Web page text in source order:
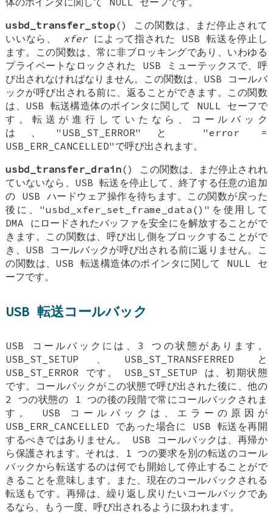
usbd_transfer_stop() この関数は、まだ停止されて
いいなら、 xferによって指された USB 転送を停止し
ます。この関数は、常に非ブロッキングであり、いわゆる
プライベートなロックされた USB ミューテックスで、呼
び出されなければなりません。この関数は、USB コールバ
ックが呼び出される前に、返ることができます。この関数
は、USB 転送構造体のポインタに関して NULL セーフで
す。転送が進行していたなら、コールバック
は、"USB_ST_ERROR"と "error =
USB_ERR_CANCELLED"で呼び出されます。
usbd_transfer_drain() この関数は、まだ停止されれ
ていないなら、USB 転送を停止して、終了する任意の追加
の USB ハードウェア操作を待ちます。この関数が戻った
後に、"usbd_xfer_set_frame_data()"を使用して
DMA にロードされたバッファを安全にを解放することがで
きます。この関数は、呼び出し側をブロックすることがで
き、USB コールバックが呼び出される前に返りません。こ
の関数は、USB 転送構造体のポインタに関して NULL セ
ーフです。
USB 転送コールバック
USB コールバックには、3 つの状態があります。
USB_ST_SETUP、USB_ST_TRANSFERRED と
USB_ST_ERROR です。 USB_ST_SETUP は、初期状態
です。コールバックがこの状態で呼び出された後に、他の
2 つの状態の 1 つの後の段階で常にコールバックされま
す。 USB コールバックは、エラーの原因が
USB_ERR_CANCELLED であった場合に USB 転送を再開
するべきではありません。 USB コールバックは、再帰か
ら保護されます。それは、1 つの要求を別の転送のコール
バックから転送するのは何でも開始して停止することがで
きることを意味します。また、現在のコールバックされる
転送もです。再帰は、繰り返し戻りたいコールバックであ
るなら、もう一度、呼び出されるように扱われます。